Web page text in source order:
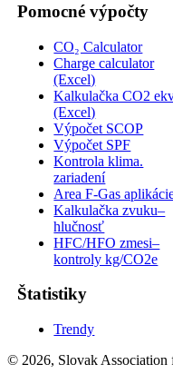
Pomocné výpočty
CO₂ Calculator
Charge calculator
(Excel)
Kalkulačka CO2
(Excel)
Výpočet SCOP
Výpočet SPF
Kontrola klima.
zariadení
Area F-Gas
Kalkulačka zvuku–
hlučnosť
HFC/HFO zmesi–
kontroly kg/CO2e
Štatistiky
Trendy
© 2026, Slovak